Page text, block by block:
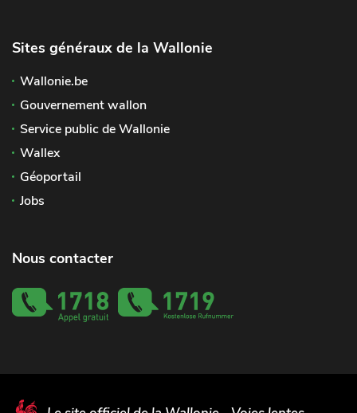
Sites généraux de la Wallonie
Wallonie.be
Gouvernement wallon
Service public de Wallonie
Wallex
Géoportail
Jobs
Nous contacter